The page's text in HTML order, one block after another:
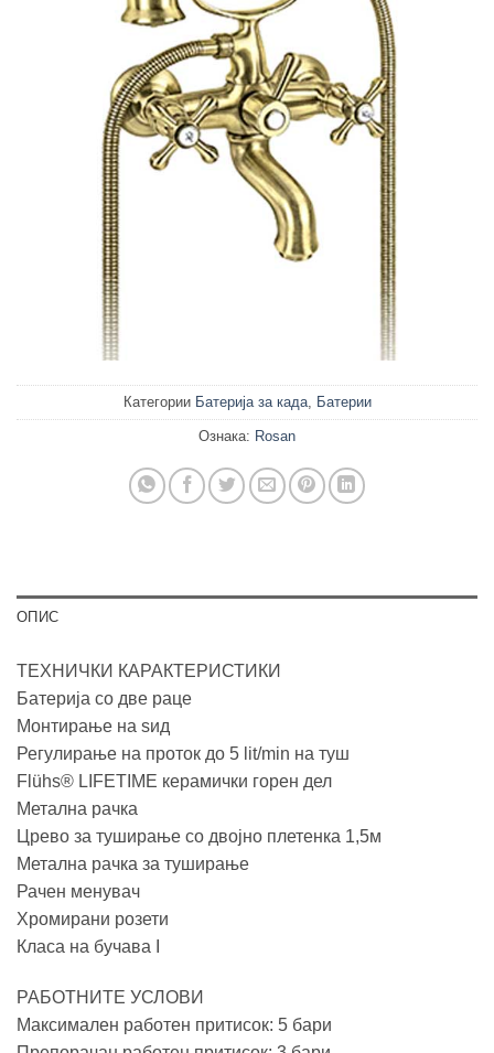
Категории Батерија за када, Батерии
Ознака: Rosan
ОПИС
ТЕХНИЧКИ КАРАКТЕРИСТИКИ
Батерија со две раце
Монтирање на ѕид
Регулирање на проток до 5 lit/min на туш
Flühs® LIFETIME керамички горен дел
Метална рачка
Црево за туширање со двојно плетенка 1,5м
Метална рачка за туширање
Рачен менувач
Хромирани розети
Класа на бучава I
РАБОТНИТЕ УСЛОВИ
Максимален работен притисок: 5 бари